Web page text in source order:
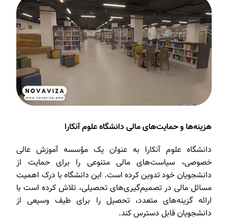
هزینه‌ها و حمایت‌های مالی دانشگاه علوم آنکارا
دانشگاه علوم آنکارا به عنوان یک مؤسسه آموزش عالی
خصوصی، سیاست‌های مالی متنوعی را برای حمایت از
دانشجویان خود تدوین کرده است. این دانشگاه با درک اهمیت
مسائل مالی در تصمیم‌گیری‌های تحصیلی، تلاش کرده است با
ارائه گزینه‌های متعدد، تحصیل را برای طیف وسیعی از
دانشجویان قابل دسترس کند.